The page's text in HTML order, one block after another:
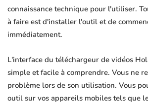
connaissance technique pour l'utiliser.
à faire est d'installer l'outil et de
immédiatement.
L'interface du téléchargeur de vidéos
simple et facile à comprendre. Vous ne
problème lors de son utilisation. Vous
outil sur vos appareils mobiles tels que